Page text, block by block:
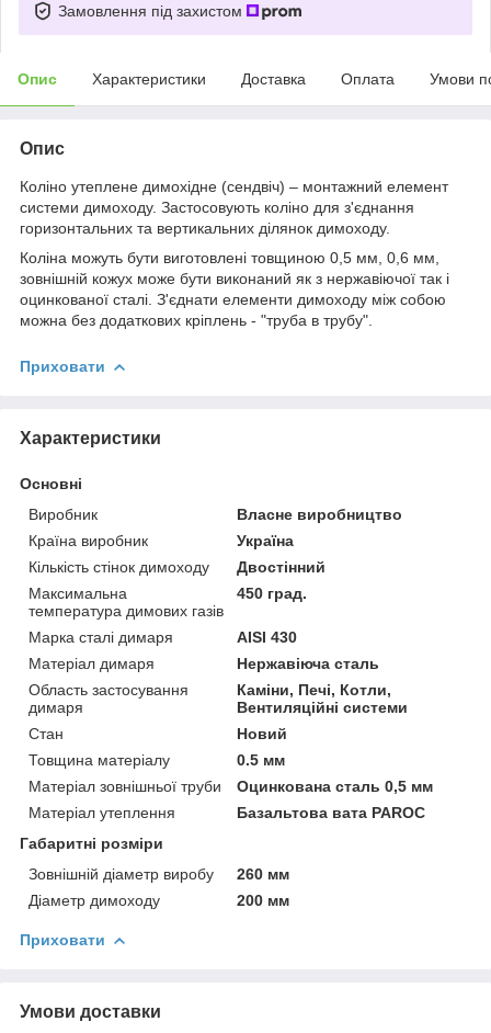
Замовлення під захистом
Опис Характеристики Доставка Оплата Умови
Опис
Коліно утеплене димохідне (сендвіч) – монтажний елемент
системи димоходу. Застосовують коліно для з'єднання
горизонтальних та вертикальних ділянок димоходу.
Коліна можуть бути виготовлені товщиною 0,5 мм, 0,6 мм,
зовнішній кожух може бути виконаний як з нержавіючої так і
оцинкованої сталі. З'єднати елементи димоходу між собою
можна без додаткових кріплень - "труба в трубу".
Приховати
Характеристики
Основні
Виробник
Власне виробництво
Країна виробник
Україна
Кількість стінок димоходу
Двостінний
Максимальна
температура димових газів
450 град.
Марка сталі димаря
AISI 430
Матеріал димаря
Нержавіюча сталь
Область застосування
димаря
Каміни, Печі, Котли,
Вентиляційні системи
Стан
Новий
Товщина матеріалу
0.5 мм
Матеріал зовнішньої труби
Оцинкована сталь 0,5 мм
Матеріал утеплення
Базальтова вата PAROC
Габаритні розміри
Зовнішній діаметр виробу
260 мм
Діаметр димоходу
200 мм
Приховати
Умови доставки